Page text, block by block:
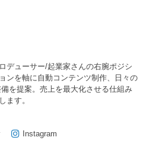
デューサー/起業家さんの右腕ポジシ
ンを軸に自動コンテンツ制作、日々の
を提案。売上を最大化させる仕組み
ます。
Instagram